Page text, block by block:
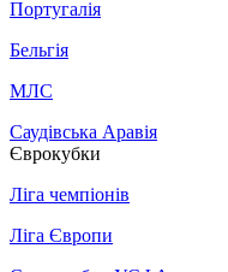
Португалія
Бельгія
МЛС
Саудівська Аравія
Єврокубки
Ліга чемпіонів
Ліга Європи